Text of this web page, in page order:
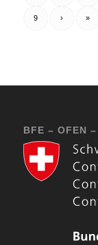
9 › »
BFE – OFEN